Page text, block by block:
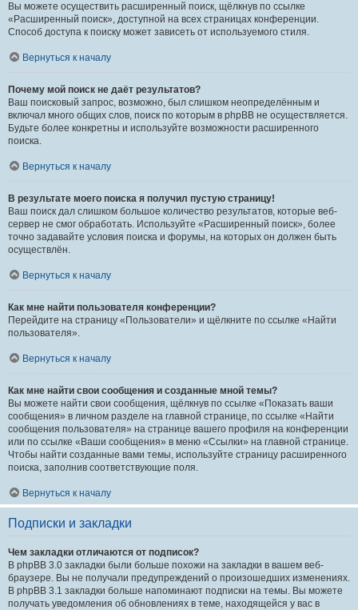
Вы можете осуществить расширенный поиск, щёлкнув по ссылке
«Расширенный поиск», доступной на всех страницах конференции.
Способ доступа к поиску может зависеть от используемого стиля.
Вернуться к началу
Почему мой поиск не даёт результатов?
Ваш поисковый запрос, возможно, был слишком неопределённым и
включал много общих слов, поиск по которым в phpBB не осуществляется.
Будьте более конкретны и используйте возможности расширенного
поиска.
Вернуться к началу
В результате моего поиска я получил пустую страницу!
Ваш поиск дал слишком большое количество результатов, которые веб-
сервер не смог обработать. Используйте «Расширенный поиск», более
точно задавайте условия поиска и форумы, на которых он должен быть
осуществлён.
Вернуться к началу
Как мне найти пользователя конференции?
Перейдите на страницу «Пользователи» и щёлкните по ссылке «Найти
пользователя».
Вернуться к началу
Как мне найти свои сообщения и созданные мной темы?
Вы можете найти свои сообщения, щёлкнув по ссылке «Показать ваши
сообщения» в личном разделе на главной странице, по ссылке «Найти
сообщения пользователя» на странице вашего профиля на конференции
или по ссылке «Ваши сообщения» в меню «Ссылки» на главной странице.
Чтобы найти созданные вами темы, используйте страницу расширенного
поиска, заполнив соответствующие поля.
Вернуться к началу
Подписки и закладки
Чем закладки отличаются от подписок?
В phpBB 3.0 закладки были больше похожи на закладки в вашем веб-
браузере. Вы не получали предупреждений о произошедших изменениях.
В phpBB 3.1 закладки больше напоминают подписки на темы. Вы можете
получать уведомления об обновлениях в теме, находящейся у вас в